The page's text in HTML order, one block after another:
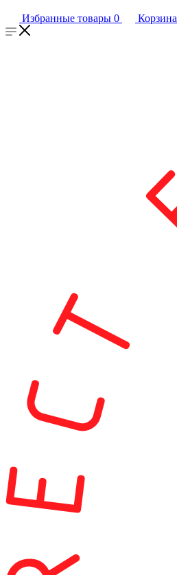
Избранные товары 0 Корзина